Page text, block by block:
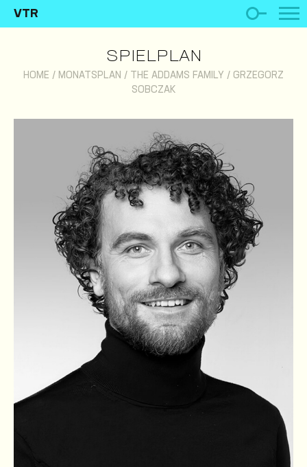
VTR
SPIELPLAN
HOME / MONATSPLAN / THE ADDAMS FAMILY / GRZEGORZ
SOBCZAK